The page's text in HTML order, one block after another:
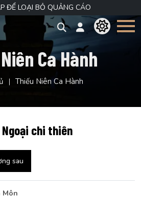
ĐỂ LOẠI BỎ QUẢNG CÁO
Ca Hành
Thiếu Niên Ca Hành
chi thiên
sau
Môn